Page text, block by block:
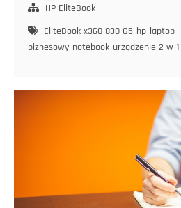
x360
G5
–
olśniewającym
HP EliteBook
EliteBook x360 830 G5 hp laptop
biznesowy notebook urządzenie 2 w 1